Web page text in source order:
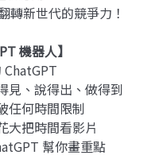
轉新世代的競爭力！
機器人】
見、說得出、做得到
任何時間限制
大把時間看影片
幫你畫重點